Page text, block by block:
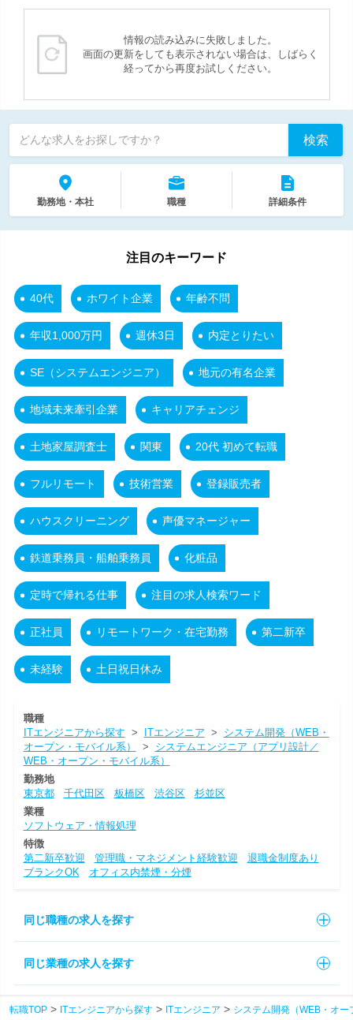
情報の読み込みに失敗しました。
画面の更新をしても表示されない場合は、しばらく
経ってから再度お試しください。
どんな求人をお探しですか？ 検索
勤務地・本社 職種 詳細条件
注目のキーワード
40代 ホワイト企業 年齢不問
年収1,000万円 週休3日 内定とりたい
SE（システムエンジニア） 地元の有名企業
地域未来牽引企業 キャリアチェンジ
土地家屋調査士 関東 20代 初めて転職
フルリモート 技術営業 登録販売者
ハウスクリーニング 声優マネージャー
鉄道乗務員・船舶乗務員 化粧品
定時で帰れる仕事 注目の求人検索ワード
正社員 リモートワーク・在宅勤務 第二新卒
未経験 土日祝日休み
職種
ITエンジニアから探す > ITエンジニア > システム開発（WEB・
オープン・モバイル系）
> システムエンジニア（アプリ設計／
WEB・オープン・モバイル系）
勤務地
東京都
千代田区 板橋区 渋谷区
杉並区
業種
ソフトウェア・情報処理
特徴
第二新卒歓迎
管理職・マネジメント経験歓迎
退職金制度あり
ブランクOK
オフィス内禁煙・分煙
同じ職種の求人を探す
同じ業種の求人を探す
転職TOP ITエンジニアから探す ITエンジニア システム開発（WEB・オ